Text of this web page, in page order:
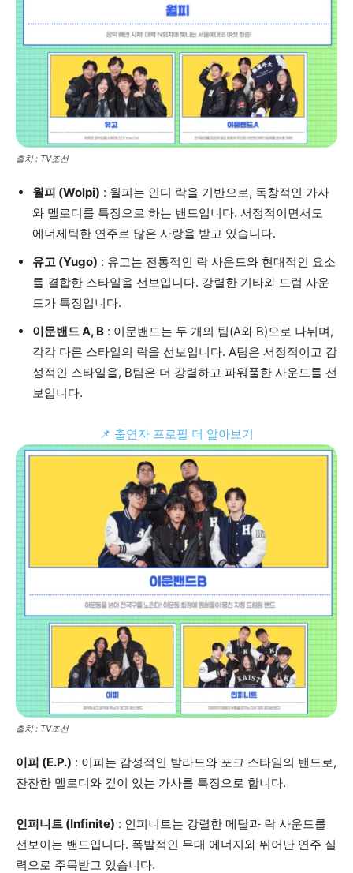
출처 : TV조선
월피 (Wolpi) : 월피는 인디 락을 기반으로, 독창적인 가사
와 멜로디를 특징으로 하는 밴드입니다. 서정적이면서도
에너제틱한 연주로 많은 사랑을 받고 있습니다.
유고 (Yugo) : 유고는 전통적인 락 사운드와 현대적인 요소
를 결합한 스타일을 선보입니다. 강렬한 기타와 드럼 사운
드가 특징입니다.
이문밴드 A, B : 이문밴드는 두 개의 팀(A와 B)으로 나뉘며,
각각 다른 스타일의 락을 선보입니다. A팀은 서정적이고 감
성적인 스타일을, B팀은 더 강렬하고 파워풀한 사운드를 선
보입니다.
📌 출연자 프로필 더 알아보기
출처 : TV조선
이피 (E.P.) : 이피는 감성적인 발라드와 포크 스타일의 밴드로,
잔잔한 멜로디와 깊이 있는 가사를 특징으로 합니다.
인피니트 (Infinite) : 인피니트는 강렬한 메탈과 락 사운드를
선보이는 밴드입니다. 폭발적인 무대 에너지와 뛰어난 연주 실
력으로 주목받고 있습니다.